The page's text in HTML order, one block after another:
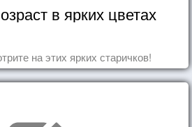
в ярких цветах
на этих ярких старичков!